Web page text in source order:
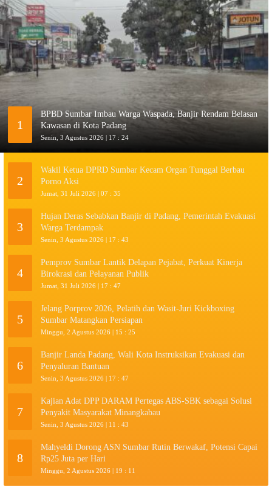
1
BPBD Sumbar Imbau Warga Waspada, Banjir Rendam Belasan
Kawasan di Kota Padang
Senin, 3 Agustus 2026 | 17 : 24
2
Wakil Ketua DPRD Sumbar Kecam Organ Tunggal Berbau
Porno Aksi
Jumat, 31 Juli 2026 | 07 : 35
3
Hujan Deras Sebabkan Banjir di Padang, Pemerintah Evakuasi
Warga Terdampak
Senin, 3 Agustus 2026 | 17 : 43
4
Pemprov Sumbar Lantik Delapan Pejabat, Perkuat Kinerja
Birokrasi dan Pelayanan Publik
Jumat, 31 Juli 2026 | 17 : 47
5
Jelang Porprov 2026, Pelatih dan Wasit-Juri Kickboxing
Sumbar Matangkan Persiapan
Minggu, 2 Agustus 2026 | 15 : 25
6
Banjir Landa Padang, Wali Kota Instruksikan Evakuasi dan
Penyaluran Bantuan
Senin, 3 Agustus 2026 | 17 : 47
7
Kajian Adat DPP DARAM Pertegas ABS-SBK sebagai Solusi
Penyakit Masyarakat Minangkabau
Senin, 3 Agustus 2026 | 11 : 43
8
Mahyeldi Dorong ASN Sumbar Rutin Berwakaf, Potensi Capai
Rp25 Juta per Hari
Minggu, 2 Agustus 2026 | 19 : 11